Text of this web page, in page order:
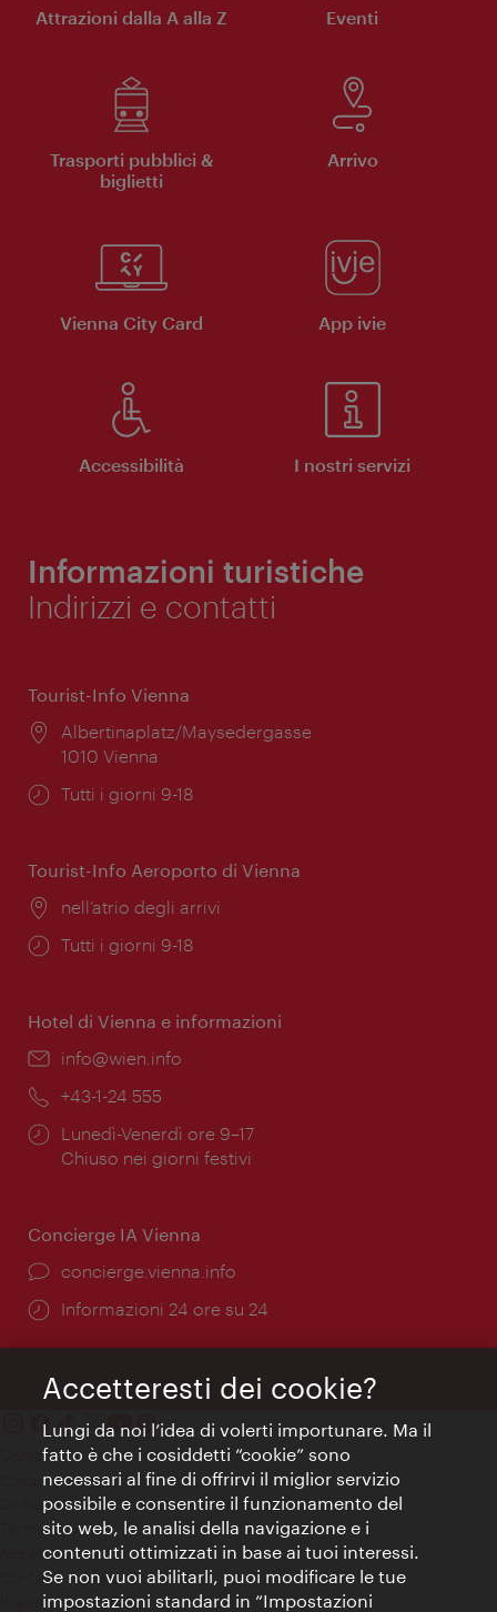
Attrazioni dalla A alla Z Eventi
Trasporti pubblici &
biglietti
Arrivo
Vienna City Card App ivie
Accessibilità I nostri servizi
Informazioni turistiche
Indirizzi e contatti
Tourist-Info Vienna
Posizione:
Albertinaplatz/Maysedergasse
1010 Vienna
Orari
Tutti i giorni 9-18
Tourist-Info Aeroporto di Vienna
Posizione:
nell’atrio degli arrivi
Orari
Tutti i giorni 9-18
Hotel di Vienna e informazioni
Email:
info@wien.info
Telefono:
+43-1-24 555
Orari
di
Lunedì-Venerdì ore 9–17
Chiuso nei giorni festivi
Concierge IA Vienna
Ort:
concierge.vienna.info
Öffnungszeiten:
Informazioni 24 ore su 24
Contatti
Colophon
Dichiarazione sulla protezione dei dati
Terms of Use
Accessibilità
Contatto stampa
Impostazioni cookie
Accetteresti dei cookie?
Lungi da noi l’idea di volerti importunare. Ma il
fatto è che i cosiddetti “cookie” sono
necessari al fine di offrirvi il miglior servizio
possibile e consentire il funzionamento del
sito web, le analisi della navigazione e i
contenuti ottimizzati in base ai tuoi interessi.
Se non vuoi abilitarli, puoi modificare le tue
impostazioni standard in “Impostazioni